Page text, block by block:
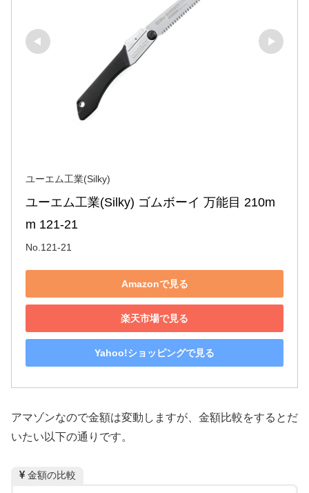
ユーエム工業(Silky)
ユーエム工業(Silky) ゴムボーイ 万能目 210m
m 121-21
No.121-21
Amazonで見る
楽天市場で見る
Yahoo!ショッピングで見る
アマゾンなので金額は変動しますが、金額比較をするとだ
いたい以下の通りです。
金額の比較